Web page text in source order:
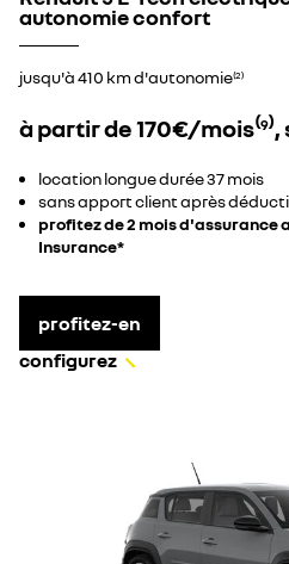
autonomie confort
jusqu'à 410 km d'autonomie(2)
à partir de 170€/mois⁽9
location longue durée 37 mois​
sans apport client après
profitez de 2 mois d'assurance
Insurance*
profitez-en
configurez